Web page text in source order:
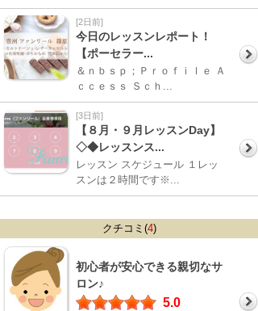
[2日前]
今日のレッスンレポート！
【ポーセラー...
＆ｎｂｓｐ；Ｐｒｏｆｉｌｅ Ａ
ｃｃｅｓｓ Ｓｃｈ...
[3日前]
【８月・９月レッスンDay】
◇◆レッスンス...
レッスン スケジュール １レッ
スンは２時間です※...
クチコミ(4)
初心者が安心できる親切なサ
ロン♪
5.0